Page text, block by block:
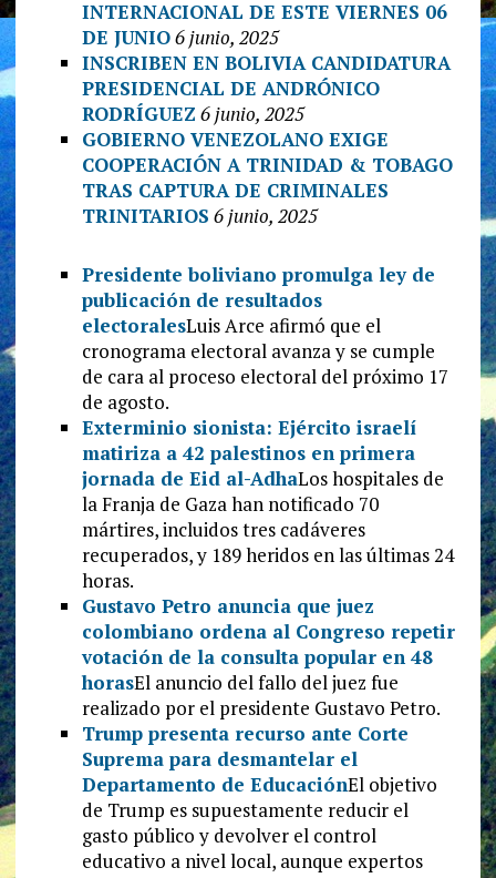
INTERNACIONAL DE ESTE VIERNES 06
DE JUNIO6 junio, 2025
INSCRIBEN EN BOLIVIA CANDIDATURA
PRESIDENCIAL DE ANDRÓNICO
RODRÍGUEZ 6 junio, 2025
GOBIERNO VENEZOLANO EXIGE
COOPERACIÓN A TRINIDAD & TOBAGO
TRAS CAPTURA DE CRIMINALES
TRINITARIOS 6 junio, 2025
Presidente boliviano promulga ley de
publicación de resultados
electoralesLuis Arce afirmó que el
cronograma electoral avanza y se cumple
de cara al proceso electoral del próximo 17
de agosto.
Exterminio sionista: Ejército israelí
matiriza a 42 palestinos en primera
jornada de Eid al-AdhaLos hospitales de
la Franja de Gaza han notificado 70
mártires, incluidos tres cadáveres
recuperados, y 189 heridos en las últimas 24
horas.
Gustavo Petro anuncia que juez
colombiano ordena al Congreso repetir
votación de la consulta popular en 48
horasEl anuncio del fallo del juez fue
realizado por el presidente Gustavo Petro.
Trump presenta recurso ante Corte
Suprema para desmantelar el
Departamento de EducaciónEl objetivo
de Trump es supuestamente reducir el
gasto público y devolver el control
educativo a nivel local, aunque expertos